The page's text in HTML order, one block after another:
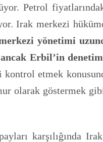
Petrol
Irak merkezi
yönetimi
Erbil’in
etmek
olarak göstermek
karşılığında